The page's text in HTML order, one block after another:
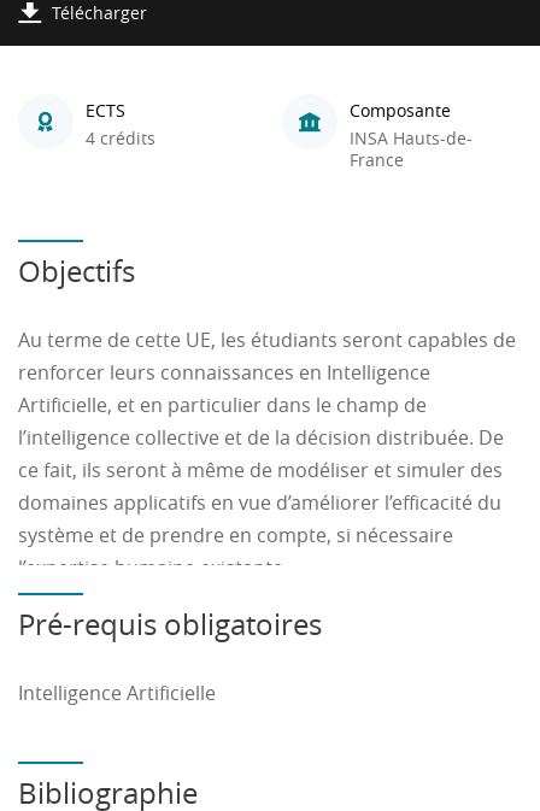
Télécharger
ECTS
4 crédits
Composante
INSA Hauts-de-
France
Objectifs
Au terme de cette UE, les étudiants seront capables de
renforcer leurs connaissances en Intelligence
Artificielle, et en particulier dans le champ de
l’intelligence collective et de la décision distribuée. De
ce fait, ils seront à même de modéliser et simuler des
domaines applicatifs en vue d’améliorer l’efficacité du
système et de prendre en compte, si nécessaire
l’expertise humaine existante.
Pré-requis obligatoires
Intelligence Artificielle
Bibliographie